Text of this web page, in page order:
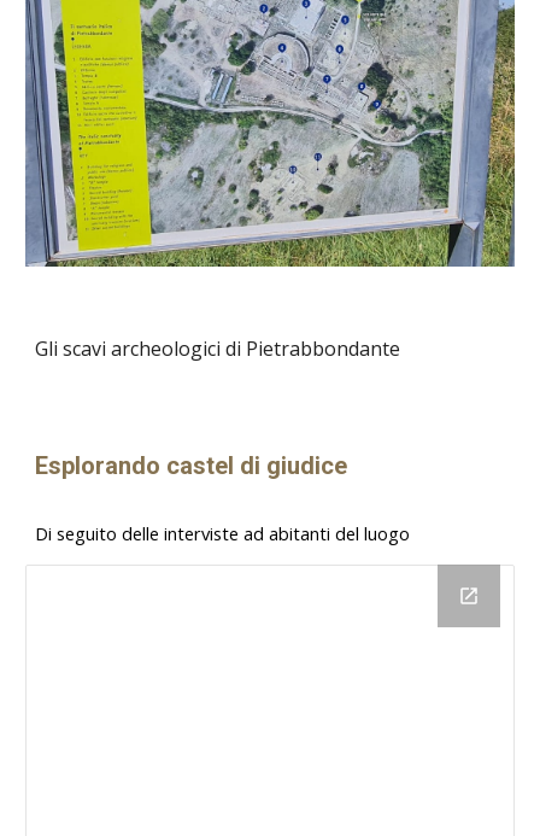
Gli scavi archeologici di Pietrabbondante
Esplorando castel di giudice
Di seguito delle interviste ad abitanti del luogo